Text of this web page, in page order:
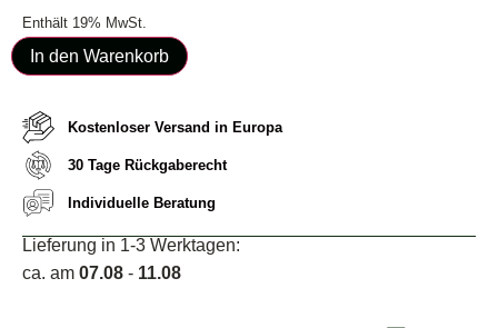
Enthält 19% MwSt.
In den Warenkorb
Kostenloser Versand in Europa
30 Tage Rückgaberecht
Individuelle Beratung
Lieferung in 1-3 Werktagen:
ca. am 07.08 - 11.08